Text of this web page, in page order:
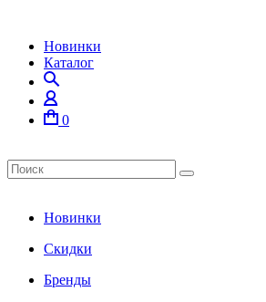
Новинки
Каталог
0
Новинки
Скидки
Бренды